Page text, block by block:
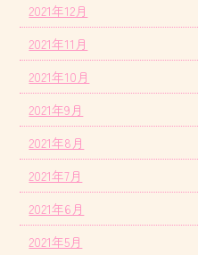
2021年12月
2021年11月
2021年10月
2021年9月
2021年8月
2021年7月
2021年6月
2021年5月